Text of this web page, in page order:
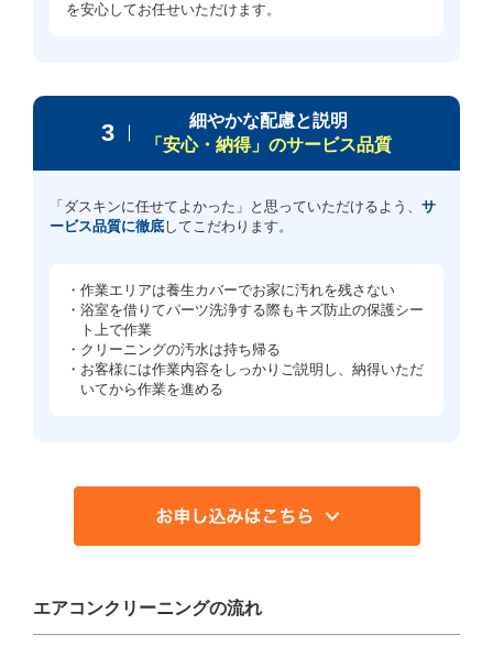
を安心してお任せいただけます。
3
細やかな配慮と説明
「安心・納得」のサービス品質
「ダスキンに任せてよかった」と思っていただけるよう、 サ
ービス品質に徹底してこだわります。
・作業エリアは養生カバーでお家に汚れを残さない
・浴室を借りてパーツ洗浄する際もキズ防止の保護シー
ト上で作業
・クリーニングの汚水は持ち帰る
・お客様には作業内容をしっかりご説明し、納得いただ
いてから作業を進める
エアコンクリーニングの流れ